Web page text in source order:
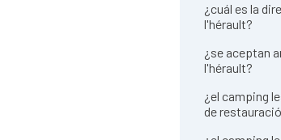
¿cuál es la
l'hérault?
¿se aceptan
l'hérault?
¿el camping
de